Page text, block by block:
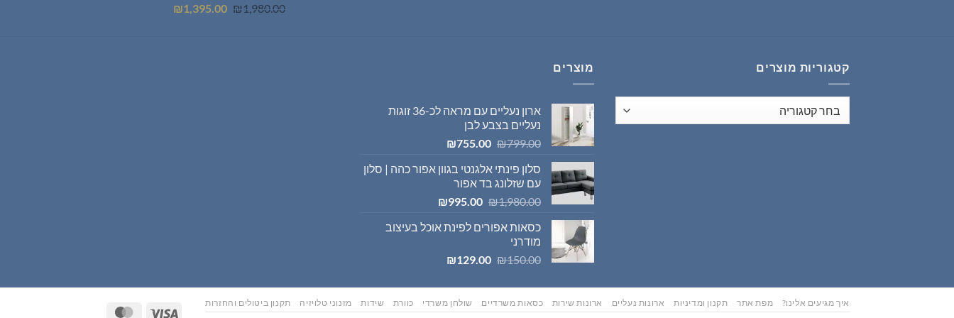
₪ 1,980.00
המחיר
₪1,395.00
המחיר
קטגוריות מוצרים
מוצרים
ארון נעליים עם מראה לכ-36 זוגות
נעליים בצבע לבן
₪799.00
המחיר
היה:
₪799.00.
₪755.00
המחיר
הוא:
סלון פינתי אלגנטי בגוון אפור כהה | סלון
עם שזלונג בד אפור
₪1,980.00
המחיר
היה:
₪995.00
המחיר
הוא:
כסאות אפורים לפינת אוכל בעיצוב
מודרני
₪150.00
המחיר
היה:
₪150.00.
₪129.00
המחיר
הוא:
₪129.00.
Visa
איך מגיעים אלינו? מפת אתר תקנון ומדיניות ארונות נעליים ארונות שירות כסאות משרדיים שולחן משרדי כוורת שידות מזנוני טלויזיה תקנון ביטולים והחזרות